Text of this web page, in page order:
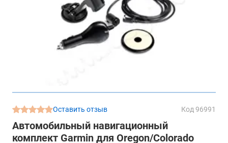
Оставить отзыв Код 96991
Автомобильный навигационный
комплект Garmin для Oregon/Colorado